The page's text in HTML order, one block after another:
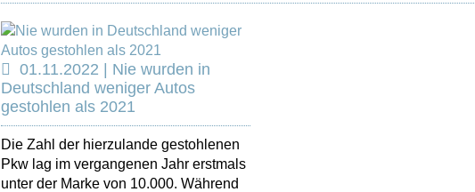
01.11.2022 | Nie wurden in
Deutschland weniger Autos
gestohlen als 2021
Die Zahl der hierzulande gestohlenen
Pkw lag im vergangenen Jahr erstmals
unter der Marke von 10.000. Während